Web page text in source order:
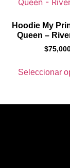
Hoodie My
Queen –
$
Seleccionar